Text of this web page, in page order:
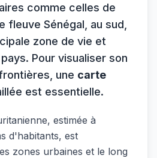
comme celles de
fleuve Sénégal, au sud,
zone de vie et
Pour visualiser son
une carte
est essentielle.
estimée à
d'habitants, est
zones urbaines et le long